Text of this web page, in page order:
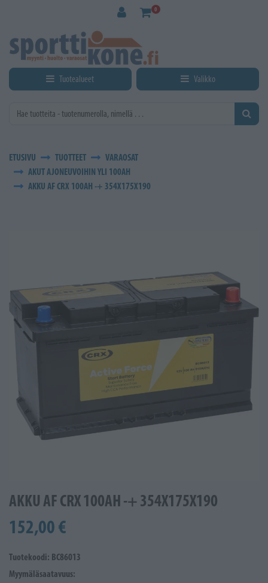
0
Tuotealueet Valikko
ETUSIVU TUOTTEET
VARAOSAT
AKUT AJONEUVOIHIN YLI 100AH
AKKU AF CRX 100AH -+ 354X175X190
AKKU AF CRX 100AH -+ 354X175X190
152,00 €
Tuotekoodi: BC86013
Myymäläsaatavuus: